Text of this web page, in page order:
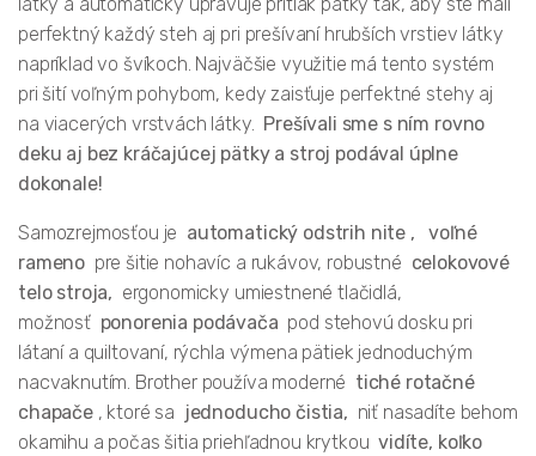
perfektný každý steh aj pri prešívaní hrubších vrstiev látky
napríklad vo švíkoch. Najväčšie využitie má tento systém
pri šití voľným pohybom, kedy zaisťuje perfektné stehy aj
na viacerých vrstvách látky. Prešívali sme s ním rovno
deku aj bez kráčajúcej pätky a stroj podával úplne
dokonale!
Samozrejmosťou je automatický odstrih nite ,
voľné
rameno pre šitie nohavíc a rukávov, robustné celokovové
telo stroja, ergonomicky umiestnené tlačidlá,
možnosť ponorenia podávača pod stehovú dosku pri
látaní a quiltovaní, rýchla výmena pätiek jednoduchým
nacvaknutím. Brother používa moderné tiché rotačné
chapače, ktoré sa jednoducho čistia, niť nasadíte behom
okamihu a počas šitia priehľadnou krytkouvidíte, koľko